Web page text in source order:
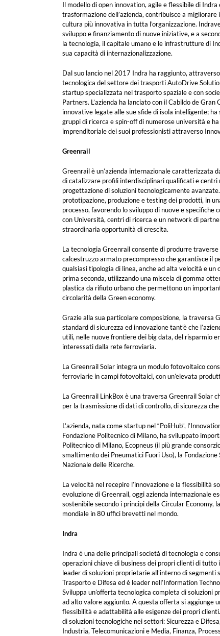
Il modello di open innovation, agile e flessibile di Indra
trasformazione dell’azienda, contribuisce a
cultura più innovativa in tutta l’organizzazione.
sviluppo e finanziamento di nuove iniziative, e a
la tecnologia, il capitale umano e le infrastrutture di
sua capacità di internazionalizzazione.
Dal suo lancio nel 2017 Indra ha raggiunto,
tecnologica del settore dei trasporti AutoDrive
startup specializzata nel trasporto spaziale e con
Partners. L’azienda ha lanciato con il Cabildo de
innovative legate alle sue sfide di isola intelligente;
gruppi di ricerca e spin-off di numerose università e
imprenditoriale dei suoi professionisti attraverso
Greenrail
Greenrail è un’azienda internazionale caratterizzata
di catalizzare profili interdisciplinari qualificati e
progettazione di soluzioni tecnologicamente
prototipazione, produzione e testing dei prodotti, in
processo, favorendo lo sviluppo di nuove e specifiche
con Università, centri di ricerca e un network di
straordinaria opportunità di crescita.
La tecnologia Greenrail consente di produrre
calcestruzzo armato precompresso che garantisce il
qualsiasi tipologia di linea, anche ad alta velocità e
prima seconda, utilizzando una miscela di gomma
plastica da rifiuto urbano che permettono un
circolarità della Green economy.
Grazie alla sua particolare composizione, la traversa
standard di sicurezza ed innovazione tant’è che
utili, nelle nuove frontiere dei big data, del risparmio
interessati dalla rete ferroviaria.
La Greenrail Solar integra un modulo fotovoltaico
ferroviarie in campi fotovoltaici, con un’elevata
La Greenrail LinkBox è una traversa Greenrail Solar
per la trasmissione di dati di controllo, di sicurezza
L’azienda, nata come startup nel “PoliHub”,
Fondazione Politecnico di Milano, ha sviluppato
Politecnico di Milano, Ecopneus (il più grande
smaltimento dei Pneumatici Fuori Uso), la
Nazionale delle Ricerche.
La velocità nel recepire l’innovazione e la flessibilità
evoluzione di Greenrail, oggi azienda internazionale
sostenibile secondo i principi della Circular Economy,
mondiale in 80 uffici brevetti nel mondo.
Indra
Indra è una delle principali società di tecnologia e
operazioni chiave di business dei propri clienti di
leader di soluzioni proprietarie all’interno di
Trasporto e Difesa ed è leader nell’Information
Sviluppa un’offerta tecnologica completa di soluzioni
ad alto valore aggiunto. A questa offerta si aggiunge
flessibilità e adattabilità alle esigenze dei propri
di soluzioni tecnologiche nei settori: Sicurezza e
Industria, Telecomunicazioni e Media, Finanza,